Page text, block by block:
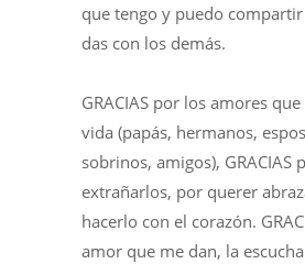
que tengo y puedo
das con los demás.
GRACIAS por los amores
vida (papás, hermanos,
sobrinos, amigos), GRACIAS
extrañarlos, por querer
hacerlo con el corazón.
amor que me dan, la